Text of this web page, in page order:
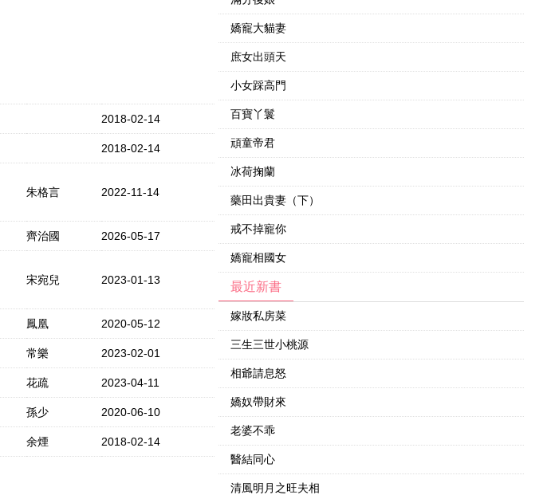
2018-02-14
2018-02-14
朱格言 2022-11-14
齊治國 2026-05-17
宋宛兒 2023-01-13
鳳凰 2020-05-12
常樂 2023-02-01
花疏 2023-04-11
孫少 2020-06-10
余煙 2018-02-14
嬌寵大貓妻
庶女出頭天
小女踩高門
百寶丫鬟
頑童帝君
冰荷掬蘭
藥田出貴妻（下）
戒不掉寵你
嬌寵相國女
最近新書
嫁妝私房菜
三生三世小桃源
相爺請息怒
嬌奴帶財來
老婆不乖
醫結同心
清風明月之旺夫相